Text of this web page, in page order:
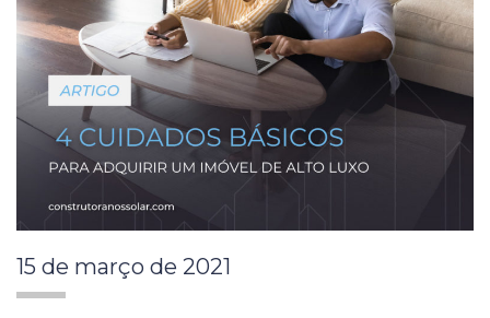
15 de março de 2021